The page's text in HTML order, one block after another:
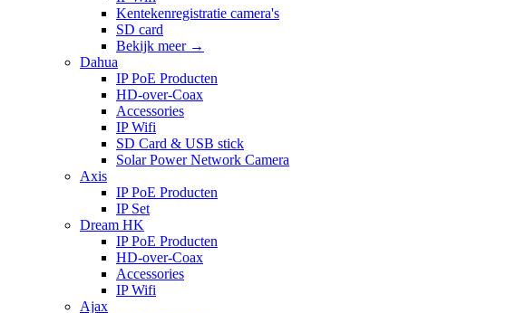
Kentekenregistratie camera's
SD card
Bekijk meer →
Dahua
IP PoE Producten
HD-over-Coax
Accessories
IP Wifi
SD Card & USB stick
Solar Power Network Camera
Axis
IP PoE Producten
IP Set
Dream HK
IP PoE Producten
HD-over-Coax
Accessories
IP Wifi
Ajax